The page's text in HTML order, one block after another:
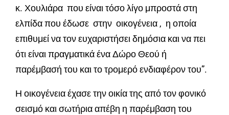
κ. Χουλιάρα που είναι τόσο λίγο μπροστά στη
ελπίδα που έδωσε στην οικογένεια , η οποία
επιθυμεί να τον ευχαριστήσει δημόσια και να πει
ότι είναι πραγματικά ένα Δώρο Θεού ή
παρέμβασή του και το τρομερό ενδιαφέρον του”.
Η οικογένεια έχασε την οικία της από τον φονικό
σεισμό και σωτήρια απέβη η παρέμβαση του